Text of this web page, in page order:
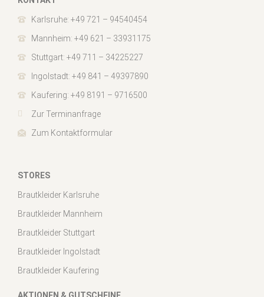
Karlsruhe: +49 721 – 94540454
Mannheim: +49 621 – 33931175
Stuttgart: +49 711 – 34225227
Ingolstadt: +49 841 – 49397890
Kaufering: +49 8191 – 9716500
Zur Terminanfrage
Zum Kontaktformular
STORES
Brautkleider Karlsruhe
Brautkleider Mannheim
Brautkleider Stuttgart
Brautkleider Ingolstadt
Brautkleider Kaufering
AKTIONEN & GUTSCHEINE